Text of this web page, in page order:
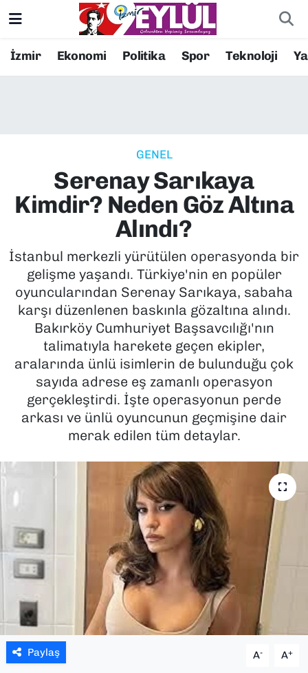
İzmir Ekonomi Politika Spor Teknoloji
GENEL
Serenay Sarıkaya
Kimdir? Neden Göz Altına
Alındı?
İstanbul merkezli yürütülen operasyonda bir
gelişme yaşandı. Türkiye'nin en popüler
oyuncularından Serenay Sarıkaya, sabaha
karşı düzenlenen baskınla gözaltına alındı.
Bakırköy Cumhuriyet Başsavcılığı'nın
talimatıyla harekete geçen ekipler,
aralarında ünlü isimlerin de bulunduğu çok
sayıda adrese eş zamanlı operasyon
gerçekleştirdi. İşte operasyonun perde
arkası ve ünlü oyuncunun geçmişine dair
merak edilen tüm detaylar.
Paylaş A- A+
Resmi İlanlar
EKONOMİ
KÜLTÜR SANAT
MAGAZİN
POLİTİKA
SAĞLIK
SPOR
TEKNOLOJİ
YAŞAM
YEREL YÖNETİMLER
Konak Nöbetçi Eczaneler
Süper Lig Puan Durumu ve Fikstür
Tüm Manşetler
Son Dakika Haberleri
Haber Arşivi